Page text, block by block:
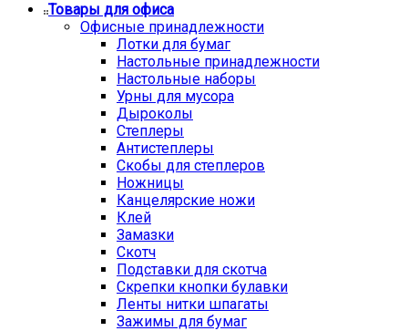
Товары для офиса
Офисные принадлежности
Лотки для бумаг
Настольные принадлежности
Настольные наборы
Урны для мусора
Дыроколы
Степлеры
Антистеплеры
Скобы для степлеров
Ножницы
Канцелярские ножи
Клей
Замазки
Скотч
Подставки для скотча
Скрепки кнопки булавки
Ленты нитки шпагаты
Зажимы для бумаг